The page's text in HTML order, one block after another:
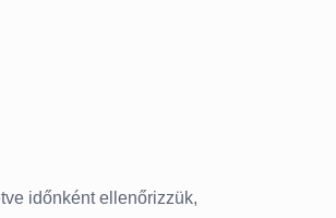
időnként ellenőrizzük,